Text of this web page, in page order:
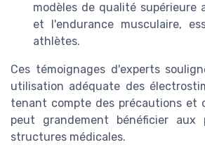
modèles de qualité supérieure
et l'endurance musculaire,
athlètes.
Ces témoignages d'experts
utilisation adéquate des
tenant compte des précautions et
peut grandement bénéficier aux
structures médicales.